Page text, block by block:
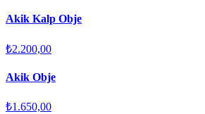
Akik Kalp Obje
₺2.200,00
Akik Obje
₺1.650,00